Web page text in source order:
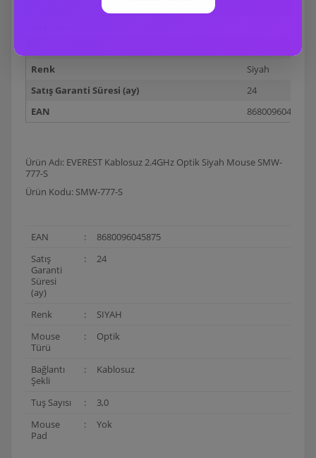
Renk
Siyah
Satış Garanti Süresi (ay)
24
EAN
8680096045875
Ürün Adı: EVEREST Kablosuz 2.4GHz Optik Siyah Mouse SMW-
777-S
Ürün Kodu: SMW-777-S
EAN :
8680096045875
Satış
Garanti
Süresi
(ay)
: 24
Renk :
SIYAH
Mouse
Türü
: Optik
Bağlantı
Şekli
: Kablosuz
Tuş Sayısı :
3,0
Mouse
Pad
: Yok